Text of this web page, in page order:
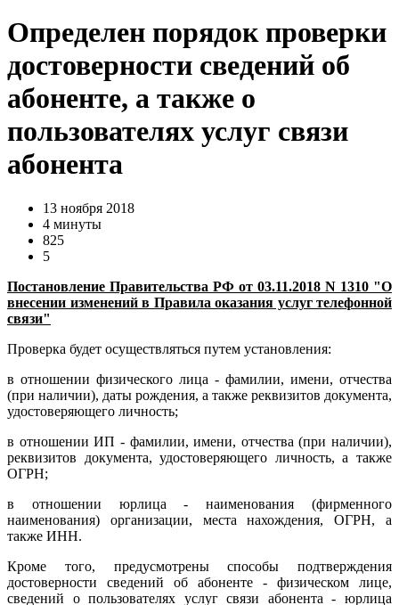
Определен порядок проверки
достоверности сведений об
абоненте, а также о
пользователях услуг связи
абонента
13 ноября 2018
4 минуты
825
5
Постановление Правительства РФ от 03.11.2018 N 1310 "О
внесении изменений в Правила оказания услуг телефонной
связи"
Проверка будет осуществляться путем установления:
в отношении физического лица - фамилии, имени, отчества
(при наличии), даты рождения, а также реквизитов документа,
удостоверяющего личность;
в отношении ИП - фамилии, имени, отчества (при наличии),
реквизитов документа, удостоверяющего личность, а также
ОГРН;
в отношении юрлица - наименования (фирменного
наименования) организации, места нахождения, ОГРН, а
также ИНН.
Кроме того, предусмотрены способы подтверждения
достоверности сведений об абоненте - физическом лице,
сведений о пользователях услуг связи абонента - юрлица